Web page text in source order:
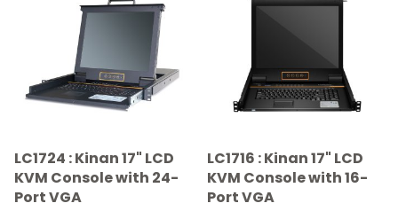
LC1724 : Kinan 17" LCD
KVM Console with 24-
Port VGA
LC1716 : Kinan 17" LCD
KVM Console with 16-
Port VGA